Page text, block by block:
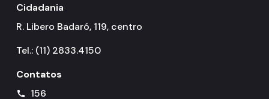
Cidadania
R. Libero Badaró, 119, centro
Tel.: (11) 2833.4150
Contatos
call
156